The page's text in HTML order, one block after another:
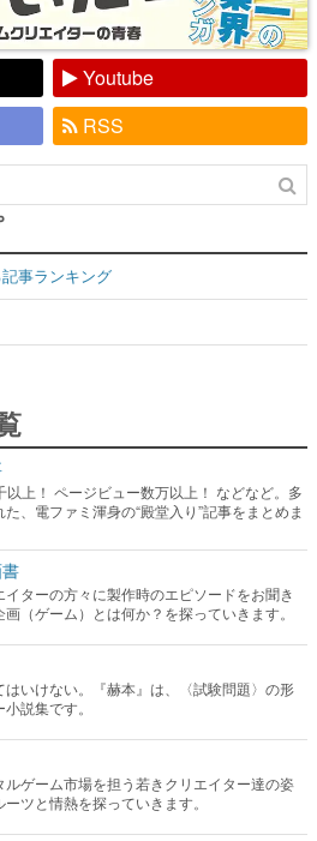
Youtube
RSS
事ランキング
以上！ ページビュー数万以上！ などなど。多
た、電ファミ渾身の“殿堂入り”記事をまとめま
ターの方々に製作時のエピソードをお聞き
（ゲーム）とは何か？を探っていきます。
はいけない。『赫本』は、〈試験問題〉の形
説集です。
ルゲーム市場を担う若きクリエイター達の姿
ツと情熱を探っていきます。